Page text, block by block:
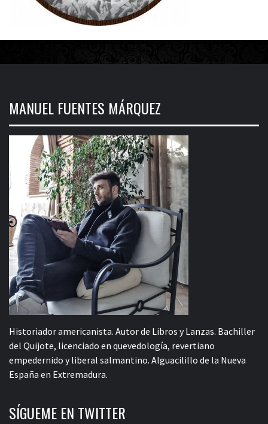
MANUEL FUENTES MÁRQUEZ
Historiador americanista. Autor de Libros y Lanzas. Bachiller
del Quijote, licenciado en quevedología, revertiano
empedernido y liberal salmantino. Alguacilillo de la Nueva
España en Extremadura.
SÍGUEME EN TWITTER